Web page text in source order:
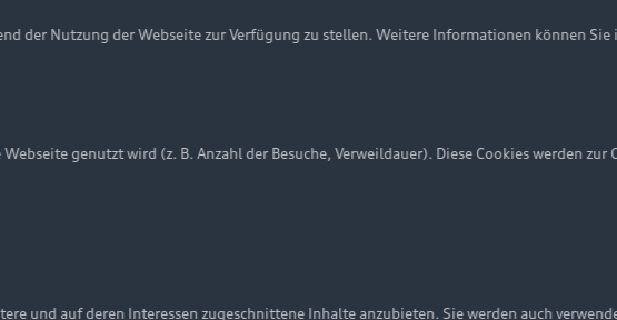
Cookie-Einstellungen Cookie-Richtlinie Barrierefreiheit Digital
bei allen Abbildungen auf dieser Webseite kann abweichen.
der Nutzung der Webseite zur Verfügung zu stellen. Weitere Informationen können Sie
genutzt wird (z. B. Anzahl der Besuche, Verweildauer). Diese Cookies werden zur
und auf deren Interessen zugeschnittene Inhalte anzubieten. Sie werden auch